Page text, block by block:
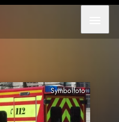
Symbolfoto